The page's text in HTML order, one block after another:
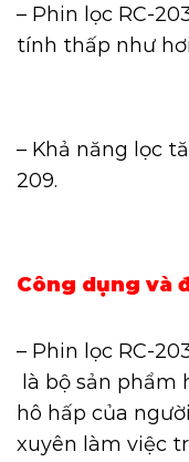
– Phin lọc RC-
tính thấp như
– Khả năng lọc
209.
Công dụng và
– Phin lọc RC-
là bộ sản phẩm
hô hấp của
xuyên làm việc